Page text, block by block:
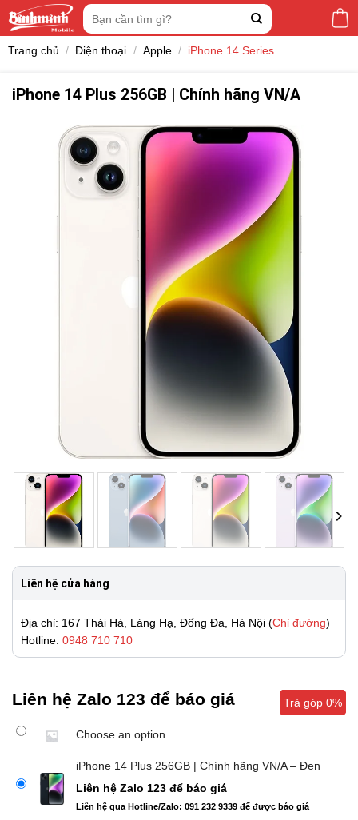
Tìm
kiếm:
Trang chủ / Điện thoại / Apple / iPhone 14 Series
iPhone 14 Plus 256GB | Chính hãng VN/A
Liên hệ cửa hàng
Địa chỉ: 167 Thái Hà, Láng Hạ, Đống Đa, Hà Nội (Chỉ đường)
Hotline: 0948 710 710
Liên hệ Zalo 123 để báo giá Trả góp 0%
Choose an option
iPhone 14 Plus 256GB | Chính hãng VN/A – Đen
Liên hệ Zalo 123 để báo giá
Liên hệ qua Hotline/Zalo: 091 232 9339 để được báo giá
Trả góp 0%